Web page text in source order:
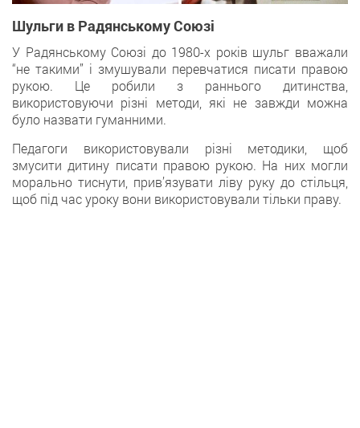
Шульги в Радянському Союзі
У Радянському Союзі до 1980-х років шульг вважали
“не такими” і змушували перевчатися писати правою
рукою. Це робили з раннього дитинства,
використовуючи різні методи, які не завжди можна
було назвати гуманними.
Педагоги використовували різні методики, щоб
змусити дитину писати правою рукою. На них могли
морально тиснути, прив’язувати ліву руку до стільця,
щоб під час уроку вони використовували тільки праву.